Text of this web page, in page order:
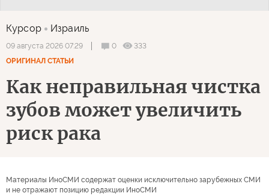
Курсор Израиль
09 августа 2026 07:29 0
333
ОРИГИНАЛ СТАТЬИ
Как неправильная чистка
зубов может увеличить
риск рака
Материалы ИноСМИ содержат оценки исключительно зарубежных СМИ
и не отражают позицию редакции ИноСМИ